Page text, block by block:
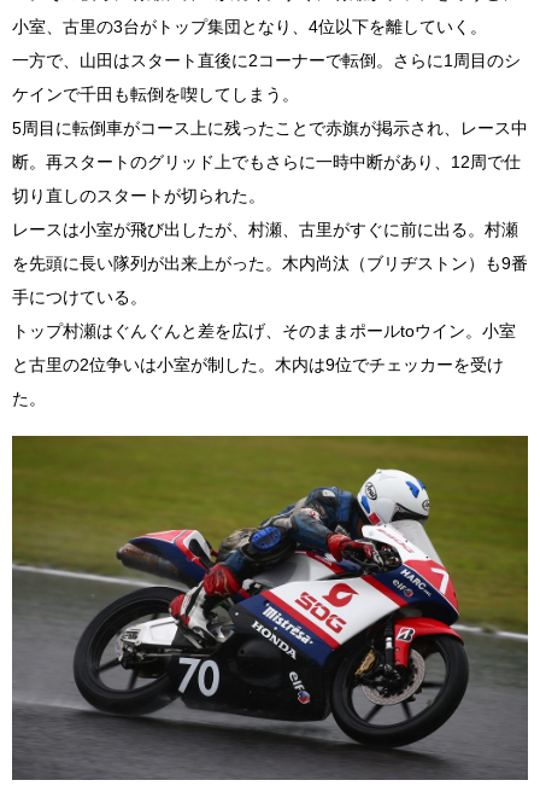
小室、古里の3台がトップ集団となり、4位以下を離していく。
一方で、山田はスタート直後に2コーナーで転倒。さらに1周目のシ
ケインで千田も転倒を喫してしまう。
5周目に転倒車がコース上に残ったことで赤旗が掲示され、レース中
断。再スタートのグリッド上でもさらに一時中断があり、12周で仕
切り直しのスタートが切られた。
レースは小室が飛び出したが、村瀬、古里がすぐに前に出る。村瀬
を先頭に長い隊列が出来上がった。木内尚汰（ブリヂストン）も9番
手につけている。
トップ村瀬はぐんぐんと差を広げ、そのままポールtoウイン。小室
と古里の2位争いは小室が制した。木内は9位でチェッカーを受け
た。